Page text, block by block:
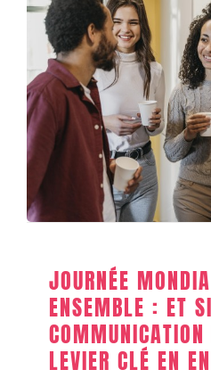
Journée
ensemble : et si
devenait un levier
?
JOURNÉE
ENSEMBLE : ET
LEVIER CLÉ EN